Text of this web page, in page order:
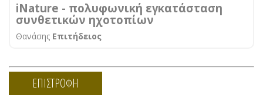
iNature - πολυφωνική εγκατάσταση
συνθετικών ηχοτοπίων
Θανάσης Επιτήδειος
ΕΠΙΣΤΡΟΦΗ